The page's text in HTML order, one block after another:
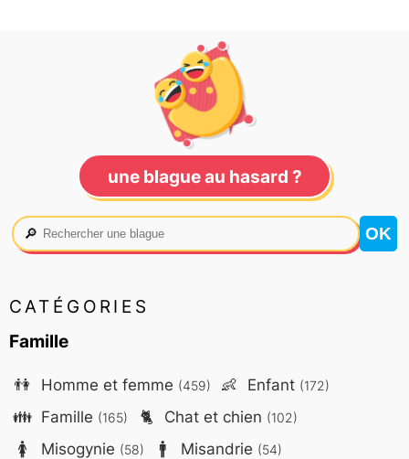
une blague au hasard ?
🔎
CATÉGORIES
Famille
👫 Homme et femme (459) 👶 Enfant (172)
👪 Famille (165) 🐈 Chat et chien (102)
🚺 Misogynie (58) 🚹 Misandrie (54)